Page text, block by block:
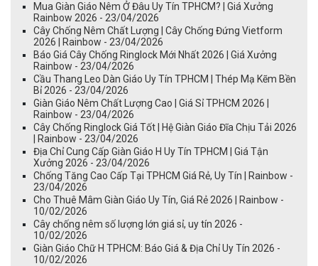
Mua Giàn Giáo Nêm Ở Đâu Uy Tín TPHCM? | Giá Xưởng
Rainbow 2026 - 23/04/2026
Cây Chống Nêm Chất Lượng | Cây Chống Đứng Vietform
2026 | Rainbow - 23/04/2026
Báo Giá Cây Chống Ringlock Mới Nhất 2026 | Giá Xưởng
Rainbow - 23/04/2026
Cầu Thang Leo Dàn Giáo Uy Tín TPHCM | Thép Mạ Kẽm Bền
Bỉ 2026 - 23/04/2026
Giàn Giáo Nêm Chất Lượng Cao | Giá Sỉ TPHCM 2026 |
Rainbow - 23/04/2026
Cây Chống Ringlock Giá Tốt | Hệ Giàn Giáo Đĩa Chịu Tải 2026
| Rainbow - 23/04/2026
Địa Chỉ Cung Cấp Giàn Giáo H Uy Tín TPHCM | Giá Tận
Xưởng 2026 - 23/04/2026
Chống Tăng Cao Cấp Tại TPHCM Giá Rẻ, Uy Tín | Rainbow -
23/04/2026
Cho Thuê Mâm Giàn Giáo Uy Tín, Giá Rẻ 2026 | Rainbow -
10/02/2026
Cây chống nêm số lượng lớn giá sỉ, uy tín 2026 -
10/02/2026
Giàn Giáo Chữ H TPHCM: Báo Giá & Địa Chỉ Uy Tín 2026 -
10/02/2026